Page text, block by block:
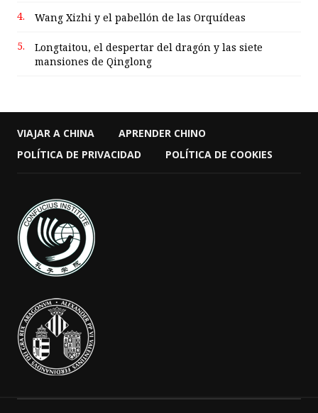
4. Wang Xizhi y el pabellón de las Orquídeas
5.
Longtaitou, el despertar del dragón y las siete
mansiones de Qinglong
VIAJAR A CHINA
APRENDER CHINO
POLÍTICA DE PRIVACIDAD
POLÍTICA DE COOKIES